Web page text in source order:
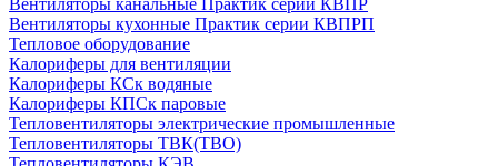
Вентиляторы канальные Практик серии КВПР
Вентиляторы кухонные Практик серии КВПРП
Тепловое оборудование
Калориферы для вентиляции
Калориферы КСк водяные
Калориферы КПСк паровые
Тепловентиляторы электрические промышленные
Тепловентиляторы ТВК(ТВО)